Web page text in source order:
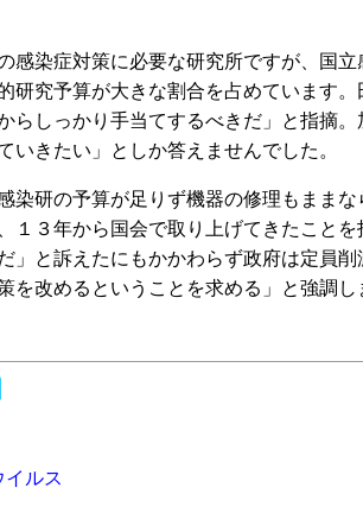
感染症対策に必要な研究所ですが、国
研究予算が大きな割合を占めています
らしっかり手当てするべきだ」と指摘
いきたい」としか答えませんでした。
染研の予算が足りず機器の修理もままな
１３年から国会で取り上げてきたこと
」と訴えたにもかかわらず政府は定員
を改めるということを求める」と強調し
イルス